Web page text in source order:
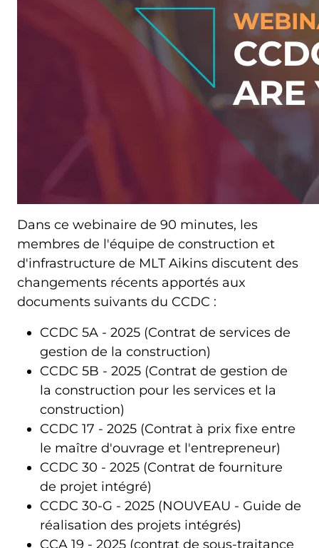
Dans ce webinaire de 90 minutes, les
membres de l'équipe de construction et
d'infrastructure de MLT Aikins discutent des
changements récents apportés aux
documents suivants du CCDC :
CCDC 5A - 2025 (Contrat de services de
gestion de la construction)
CCDC 5B - 2025 (Contrat de gestion de
la construction pour les services et la
construction)
CCDC 17 - 2025 (Contrat à prix fixe entre
le maître d'ouvrage et l'entrepreneur)
CCDC 30 - 2025 (Contrat de fourniture
de projet intégré)
CCDC 30-G - 2025 (NOUVEAU - Guide de
réalisation des projets intégrés)
CCA 19 - 2025 (contrat de sous-traitance